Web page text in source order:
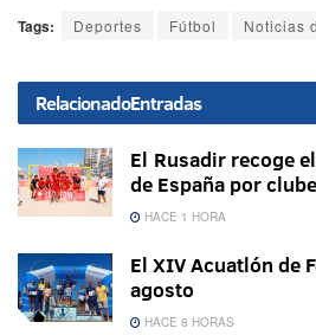
Tags: Deportes Fútbol Noticias
RelacionadoEntradas
El Rusadir recoge
de España por
HACE 1 HORA
El XIV Acuatlón de
agosto
HACE 8 HORAS